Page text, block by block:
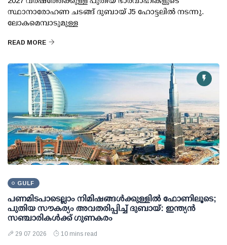
സ്ഥാനാരോഹണ ചടങ്ങ് ദുബായ് J5 ഹോട്ടലിൽ നടന്നു.
ലോകമെമ്പാടുമുള്ള
READ MORE
GULF
പണമിടപാടെല്ലാം നിമിഷങ്ങൾക്കുള്ളിൽ ഫോണിലൂടെ;
പുതിയ സൗകര്യം അവതരിപ്പിച്ച് ദുബായ്: ഇന്ത്യൻ
സഞ്ചാരികൾക്ക് ഗുണകരം
29 07 2026 10 mins read